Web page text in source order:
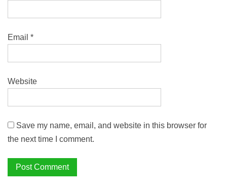
Email *
Website
Save my name, email, and website in this browser for
the next time I comment.